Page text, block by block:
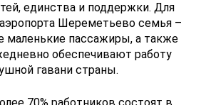
единства и поддержки. Для
Шереметьево семья –
маленькие пассажиры, а также
обеспечивают работу
гавани страны.